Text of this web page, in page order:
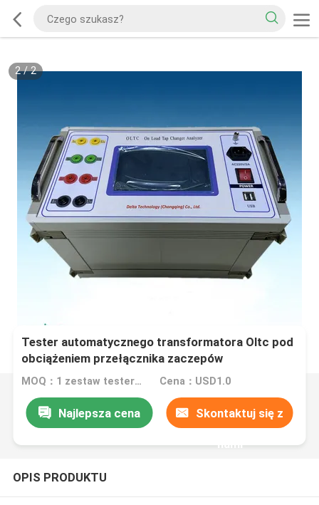
2/2
Tester automatycznego transformatora Oltc pod
obciążeniem przełącznika zaczepów
MOQ：1 zestaw testera przekaźników Cena：USD1.0
Najlepsza cena Skontaktuj się z
nami
OPIS PRODUKTU